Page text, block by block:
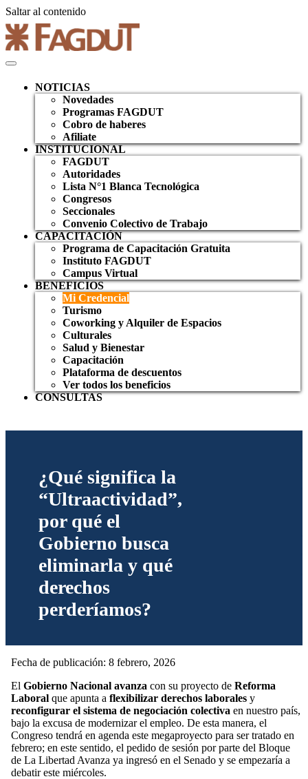
Saltar al contenido
NOTICIAS
Novedades
Programas FAGDUT
Cobro de haberes
Afiliate
INSTITUCIONAL
FAGDUT
Autoridades
Lista N°1 Blanca Tecnológica
Congresos
Seccionales
Convenio Colectivo de Trabajo
CAPACITACIÓN
Programa de Capacitación Gratuita
Instituto FAGDUT
Campus Virtual
BENEFICIOS
Mi Credencial
Turismo
Coworking y Alquiler de Espacios
Culturales
Salud y Bienestar
Capacitación
Plataforma de descuentos
Ver todos los beneficios
CONSULTAS
¿Qué significa la
“Ultraactividad”,
por qué el
Gobierno busca
eliminarla y qué
derechos
perderíamos?
Fecha de publicación: 8 febrero, 2026
El Gobierno Nacional avanza con su proyecto de Reforma
Laboral que apunta a flexibilizar derechos laborales y
reconfigurar el sistema de negociación colectiva en nuestro país,
bajo la excusa de modernizar el empleo. De esta manera, el
Congreso tendrá en agenda este megaproyecto para ser tratado en
febrero; en este sentido, el pedido de sesión por parte del Bloque
de La Libertad Avanza ya ingresó en el Senado y se empezaría a
debatir este miércoles.